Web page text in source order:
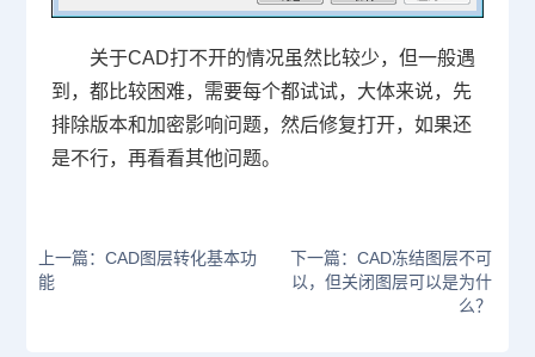
关于CAD打不开的情况虽然比较少，但一般遇
到，都比较困难，需要每个都试试，大体来说，先
排除版本和加密影响问题，然后修复打开，如果还
是不行，再看看其他问题。
上一篇：CAD图层转化基本功
能
下一篇：CAD冻结图层不可
以，但关闭图层可以是为什
么？